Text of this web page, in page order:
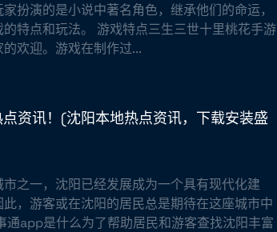
扮演的是小说中著名角色，继承他们的命运，
特点和玩法。 游戏特点三生三世十里桃花手游
欢迎。游戏在制作过...
资讯！(沈阳本地热点资讯，下载安装盛
之一，沈阳已经发展成为一个具有现代化建
，游客或在沈阳的居民总是期待在这座城市中
app是什么为了帮助居民和游客查找沈阳丰富